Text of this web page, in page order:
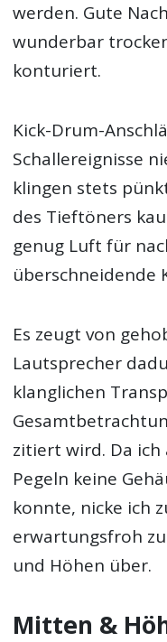
werden. Gute
wunderbar
konturiert.
Kick-Drum-
Schallereignisse
klingen stets
des Tieftöners
genug Luft für
überschneidende
Es zeugt von
Lautsprecher
klanglichen
zitiert wird. Da
Pegeln keine
konnte, nicke ich
erwartungsfroh
und Höhen über.
Mitten &